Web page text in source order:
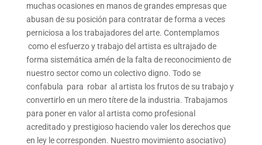
muchas ocasiones en manos de grandes empresas que
abusan de su posición para contratar de forma a veces
perniciosa a los trabajadores del arte. Contemplamos
como el esfuerzo y trabajo del artista es ultrajado de
forma sistemática amén de la falta de reconocimiento de
nuestro sector como un colectivo digno. Todo se
confabula para robar al artista los frutos de su trabajo y
convertirlo en un mero títere de la industria. Trabajamos
para poner en valor al artista como profesional
acreditado y prestigioso haciendo valer los derechos que
en ley le corresponden. Nuestro movimiento asociativo)